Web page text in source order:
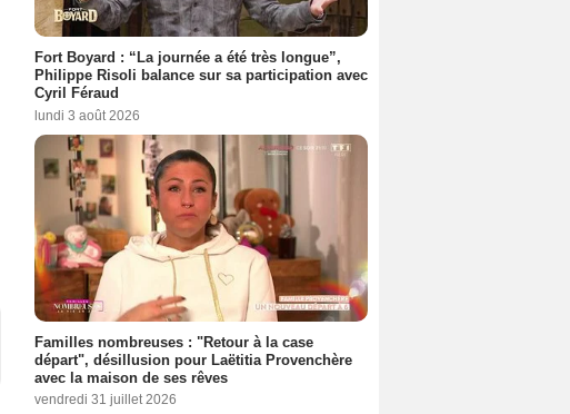
Fort Boyard : “La journée a été très longue”,
Philippe Risoli balance sur sa participation avec
Cyril Féraud
lundi 3 août 2026
Familles nombreuses : "Retour à la case
départ", désillusion pour Laëtitia Provenchère
avec la maison de ses rêves
vendredi 31 juillet 2026